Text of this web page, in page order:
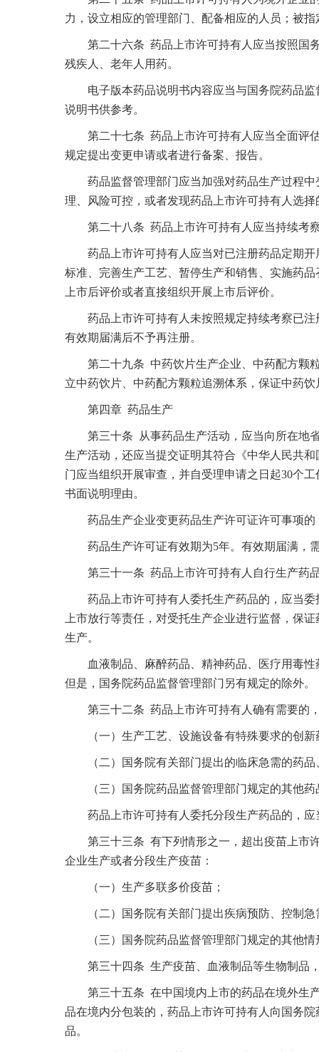
力，设立相应的管理部门、配备相应的人员；被
第二十六条 药品上市许可持有人应当按照国务
残疾人、老年人用药。
电子版本药品说明书内容应当与国务院药品监
说明书供参考。
第二十七条 药品上市许可持有人应当全面评估
规定提出变更申请或者进行备案、报告。
药品监督管理部门应当加强对药品生产过程中
理、风险可控，或者发现药品上市许可持有人选
第二十八条 药品上市许可持有人应当持续考察
药品上市许可持有人应当对已注册药品定期开
标准、完善生产工艺、暂停生产和销售、实施药
上市后评价或者直接组织开展上市后评价。
药品上市许可持有人未按照规定持续考察已注
有效期届满后不予再注册。
第二十九条 中药饮片生产企业、中药配方颗粒
立中药饮片、中药配方颗粒追溯体系，保证中药
第四章 药品生产
第三十条 从事药品生产活动，应当向所在地省
生产活动，还应当提交证明其符合《中华人民共
门应当组织开展审查，并自受理申请之日起30个
书面说明理由。
药品生产企业变更药品生产许可证许可事项的
药品生产许可证有效期为5年。有效期届满，
第三十一条 药品上市许可持有人自行生产药品
药品上市许可持有人委托生产药品的，应当委
上市放行等责任，对受托生产企业进行监督，保
生产。
血液制品、麻醉药品、精神药品、医疗用毒性
但是，国务院药品监督管理部门另有规定的除外。
第三十二条 药品上市许可持有人确有需要的，
（一）生产工艺、设施设备有特殊要求的创新
（二）国务院有关部门提出的临床急需的药品
（三）国务院药品监督管理部门规定的其他药
药品上市许可持有人委托分段生产药品的，应
第三十三条 有下列情形之一，超出疫苗上市许
企业生产或者分段生产疫苗：
（一）生产多联多价疫苗；
（二）国务院有关部门提出疾病预防、控制急
（三）国务院药品监督管理部门规定的其他情
第三十四条 生产疫苗、血液制品等生物制品，
第三十五条 在中国境内上市的药品在境外生产
品在境内分包装的，药品上市许可持有人向国务
品。